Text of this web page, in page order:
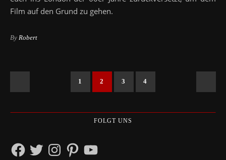
Film auf den Grund zu gehen.
By Robert
1 2 3 4
FOLGT UNS
Facebook
TwitterInstagramPinterestYouTube